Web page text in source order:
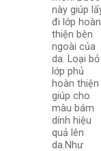
này giúp
đi lớp hoàn
thiện bên
ngoài của
da. Loại bỏ
lớp phủ
hoàn thiện
giúp cho
màu bám
dính hiệu
quả lên
da.Như